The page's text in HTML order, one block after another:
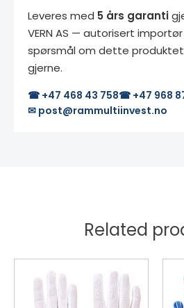
Leveres med 5 års garanti
VERN AS — autorisert
spørsmål om dette
gjerne.
☎ +47 468 43 758☎ +47 968
✉ post@rammultiinvest.no
Related
produktet
har